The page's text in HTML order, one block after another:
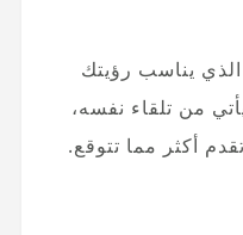
الذي يناسب رؤيتك
من تلقاء نفسه،
أكثر مما تتوقع.